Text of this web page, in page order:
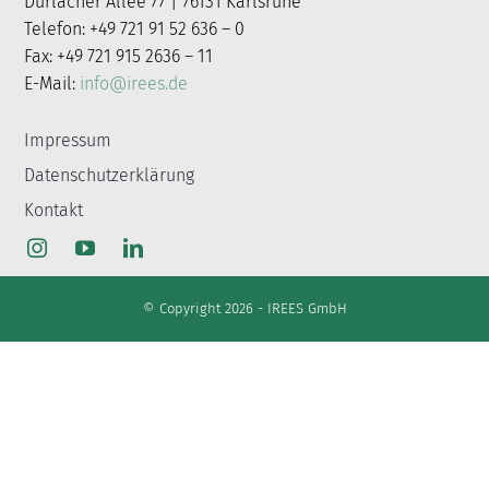
nach:
Telefon: +49 721 91 52 636 – 0
Fax: +49 721 915 2636 – 11
E-Mail: info@irees.de
Impressum
Datenschutzerklärung
Kontakt
© Copyright 2026 - IREES GmbH